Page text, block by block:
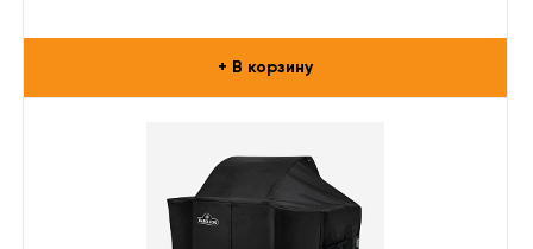
+ В корзину